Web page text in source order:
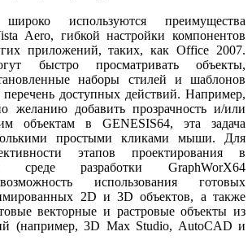
используются преимущества
Aero, гибкой настройки компонентов
приложений, таких, как Office 2007.
быстро просматривать объекты,
наборы стилей и шаблонов
доступных действий. Например,
желанию добавить прозрачность и/или
объектам в GENESIS64, эта задача
простыми кликами мыши. Для
этапов проектирования в
среде разработки GraphWorX64
использования готовых
2D и 3D объектов, а также
векторные и растровые объекты из
(например, 3D Max Studio, AutoCAD и